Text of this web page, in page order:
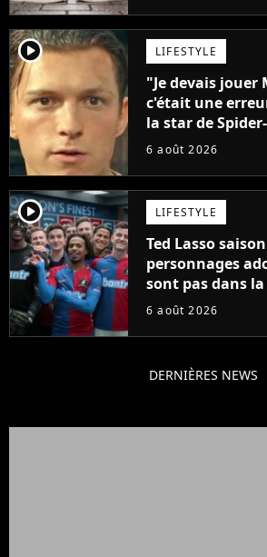
player2 LIFESTYLE
"Je devais jouer
c'était une
la star de
pas ce
6 août 2026
player2 LIFESTYLE
Ted Lasso
personnages
sont pas dans
6 août 2026
DERNIÈRES NEWS